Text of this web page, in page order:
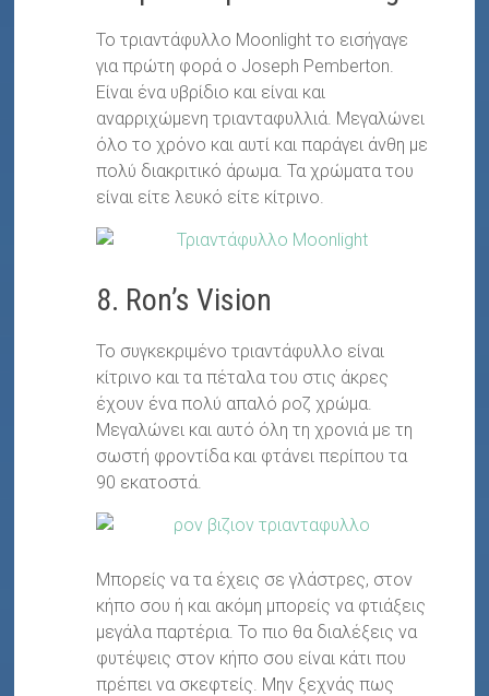
Το τριαντάφυλλο Moonlight το εισήγαγε
για πρώτη φορά ο Joseph Pemberton.
Είναι ένα υβρίδιο και είναι και
αναρριχώμενη τριανταφυλλιά. Μεγαλώνει
όλο το χρόνο και αυτί και παράγει άνθη με
πολύ διακριτικό άρωμα. Τα χρώματα του
είναι είτε λευκό είτε κίτρινο.
8. Ron’s Vision
To συγκεκριμένο τριαντάφυλλο είναι
κίτρινο και τα πέταλα του στις άκρες
έχουν ένα πολύ απαλό ροζ χρώμα.
Μεγαλώνει και αυτό όλη τη χρονιά με τη
σωστή φροντίδα και φτάνει περίπου τα
90 εκατοστά.
Μπορείς να τα έχεις σε γλάστρες, στον
κήπο σου ή και ακόμη μπορείς να φτιάξεις
μεγάλα παρτέρια. To πιο θα διαλέξεις να
φυτέψεις στον κήπο σου είναι κάτι που
πρέπει να σκεφτείς. Μην ξεχνάς πως